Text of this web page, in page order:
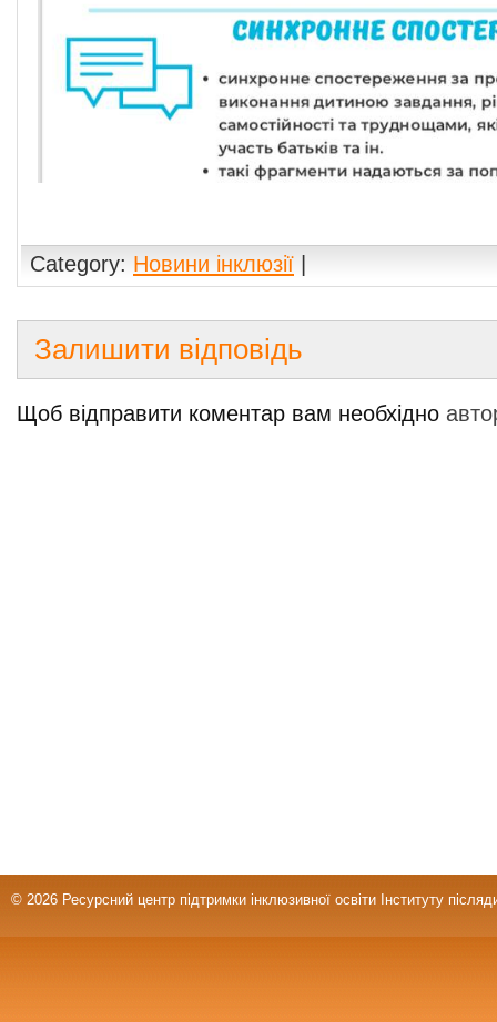
Category: Новини інклюзії
Залишити відповідь
Щоб відправити коментар вам необхідно
© 2026 Ресурсний центр підтримки інклюзивної освіти Інституту